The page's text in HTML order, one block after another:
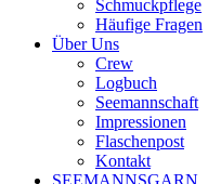
Schmuckpflege
Häufige Fragen
Über Uns
Crew
Logbuch
Seemannschaft
Impressionen
Flaschenpost
Kontakt
SEEMANNSGARN